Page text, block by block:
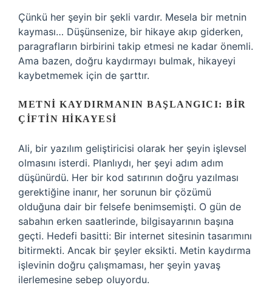
Çünkü her şeyin bir şekli vardır. Mesela bir metnin
kayması… Düşünsenize, bir hikaye akıp giderken,
paragrafların birbirini takip etmesi ne kadar önemli.
Ama bazen, doğru kaydırmayı bulmak, hikayeyi
kaybetmemek için de şarttır.
METNI KAYDIRMANIN BAŞLANGICI: BIR
ÇIFTIN HIKAYESI
Ali, bir yazılım geliştiricisi olarak her şeyin işlevsel
olmasını isterdi. Planlıydı, her şeyi adım adım
düşünürdü. Her bir kod satırının doğru yazılması
gerektiğine inanır, her sorunun bir çözümü
olduğuna dair bir felsefe benimsemişti. O gün de
sabahın erken saatlerinde, bilgisayarının başına
geçti. Hedefi basitti: Bir internet sitesinin tasarımını
bitirmekti. Ancak bir şeyler eksikti. Metin kaydırma
işlevinin doğru çalışmaması, her şeyin yavaş
ilerlemesine sebep oluyordu.